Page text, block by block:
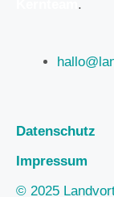
.
Datenschutz
Impressum
© 2025